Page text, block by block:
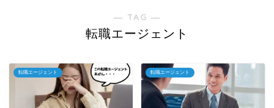
― TAG ―
転職エージェント
転職エージェント 転職エージェント